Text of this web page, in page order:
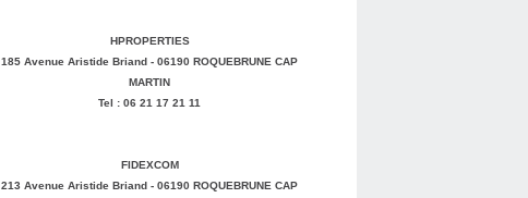
HPROPERTIES
185 Avenue Aristide Briand - 06190 ROQUEBRUNE CAP
MARTIN
Tel : 06 21 17 21 11
FIDEXCOM
213 Avenue Aristide Briand - 06190 ROQUEBRUNE CAP